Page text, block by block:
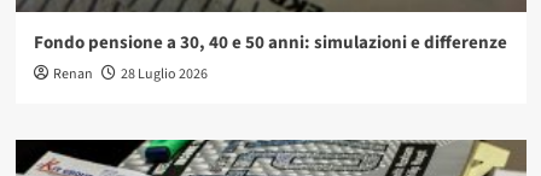
Fondo pensione a 30, 40 e 50 anni: simulazioni e differenze
Renan 28 Luglio 2026